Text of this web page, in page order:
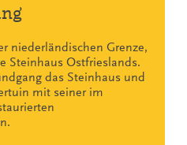
niederländischen Grenze,
Steinhaus Ostfrieslands.
das Steinhaus und
mit seiner im